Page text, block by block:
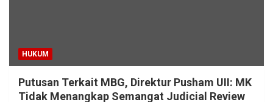
HUKUM
Putusan Terkait MBG, Direktur Pusham UII: MK
Tidak Menangkap Semangat Judicial Review